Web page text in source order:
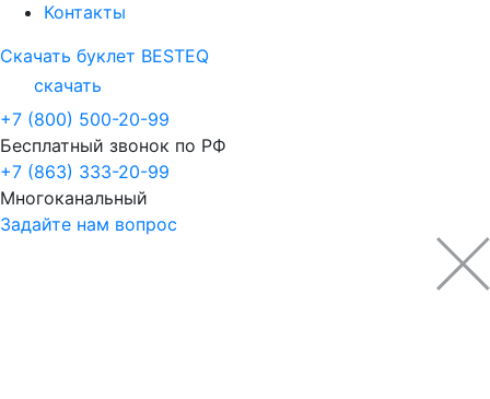
Контакты
Скачать буклет BESTEQ
скачать
+7 (800) 500-20-99
Бесплатный звонок по РФ
+7 (863) 333-20-99
Многоканальный
Задайте нам вопрос